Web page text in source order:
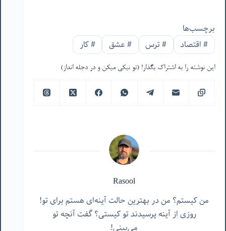
برچسب‌ها
#اقتصاد #ترس #عشق #کار
این نوشته را به اشتراک بگذار! (تو نیکی میکن و در دجله انداز)
Rasool
من کیستم؟ من در بهترین حالت آینه‌ای هستم برای تو!
روزی از آینه پرسیدند تو کیستی؟ گفت آنچه تو
می‌بینی!